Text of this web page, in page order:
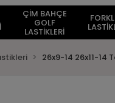
ÇİM BAHÇE
GOLF
LASTİKLERİ
26x9-14 26x11-14